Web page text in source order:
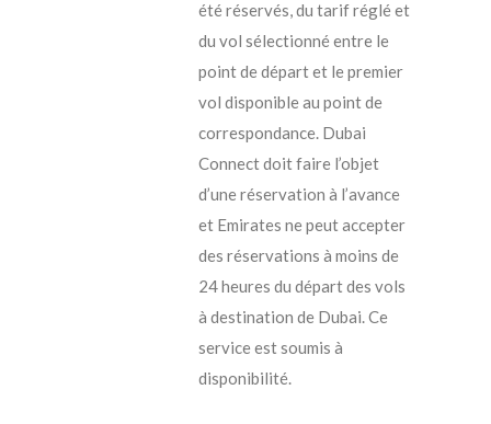
été réservés, du tarif réglé et
du vol sélectionné entre le
point de départ et le premier
vol disponible au point de
correspondance. Dubai
Connect doit faire l’objet
d’une réservation à l’avance
et Emirates ne peut accepter
des réservations à moins de
24 heures du départ des vols
à destination de Dubai. Ce
service est soumis à
disponibilité.